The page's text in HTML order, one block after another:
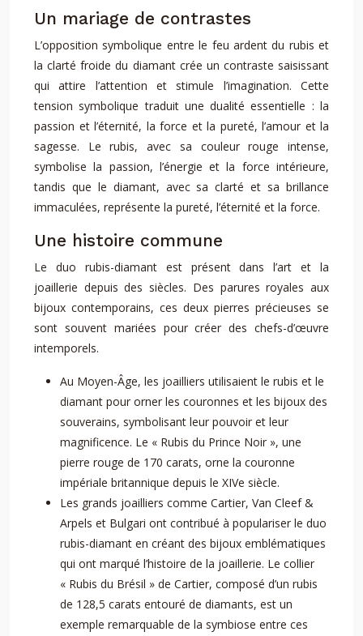
Un mariage de contrastes
L’opposition symbolique entre le feu ardent du rubis et
la clarté froide du diamant crée un contraste saisissant
qui attire l’attention et stimule l’imagination. Cette
tension symbolique traduit une dualité essentielle : la
passion et l’éternité, la force et la pureté, l’amour et la
sagesse. Le rubis, avec sa couleur rouge intense,
symbolise la passion, l’énergie et la force intérieure,
tandis que le diamant, avec sa clarté et sa brillance
immaculées, représente la pureté, l’éternité et la force.
Une histoire commune
Le duo rubis-diamant est présent dans l’art et la
joaillerie depuis des siècles. Des parures royales aux
bijoux contemporains, ces deux pierres précieuses se
sont souvent mariées pour créer des chefs-d’œuvre
intemporels.
Au Moyen-Âge, les joailliers utilisaient le rubis et le
diamant pour orner les couronnes et les bijoux des
souverains, symbolisant leur pouvoir et leur
magnificence. Le « Rubis du Prince Noir », une
pierre rouge de 170 carats, orne la couronne
impériale britannique depuis le XIVe siècle.
Les grands joailliers comme Cartier, Van Cleef &
Arpels et Bulgari ont contribué à populariser le duo
rubis-diamant en créant des bijoux emblématiques
qui ont marqué l’histoire de la joaillerie. Le collier
« Rubis du Brésil » de Cartier, composé d’un rubis
de 128,5 carats entouré de diamants, est un
exemple remarquable de la symbiose entre ces